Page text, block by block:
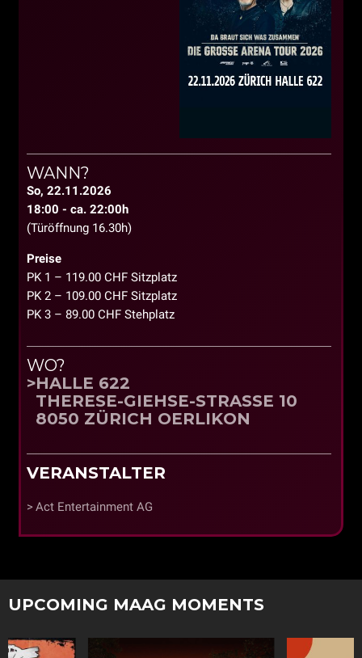
WANN?
So, 22.11.2026
18:00 - ca. 22:00h
(Türöffnung 16.30h)
Preise
PK 1 – 119.00 CHF Sitzplatz
PK 2 – 109.00 CHF Sitzplatz
PK 3 – 89.00 CHF Stehplatz
WO?
HALLE 622
THERESE-GIEHSE-STRASSE 10
8050 ZÜRICH OERLIKON
VERANSTALTER
Act Entertainment AG
UPCOMING MAAG MOMENTS